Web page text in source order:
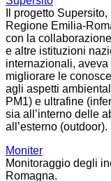
Il progetto
Regione Emilia-
con la
e altre istituzioni
internazionali,
migliorare le
agli aspetti
PM1) e ultrafine
sia all’interno delle
all’esterno (outdoor).
Moniter
Monitoraggio degli
Romagna.